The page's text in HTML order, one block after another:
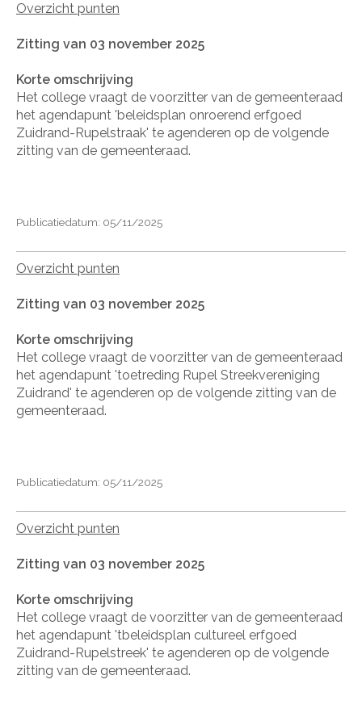
Overzicht punten
Zitting van 03 november 2025
Korte omschrijving
Het college vraagt de voorzitter van de gemeenteraad
het agendapunt 'beleidsplan onroerend erfgoed
Zuidrand-Rupelstraak' te agenderen op de volgende
zitting van de gemeenteraad.
Publicatiedatum: 05/11/2025
Overzicht punten
Zitting van 03 november 2025
Korte omschrijving
Het college vraagt de voorzitter van de gemeenteraad
het agendapunt 'toetreding Rupel Streekvereniging
Zuidrand' te agenderen op de volgende zitting van de
gemeenteraad.
Publicatiedatum: 05/11/2025
Overzicht punten
Zitting van 03 november 2025
Korte omschrijving
Het college vraagt de voorzitter van de gemeenteraad
het agendapunt 'tbeleidsplan cultureel erfgoed
Zuidrand-Rupelstreek' te agenderen op de volgende
zitting van de gemeenteraad.